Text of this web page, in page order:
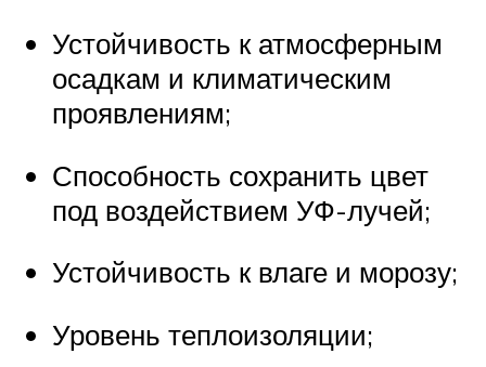
Устойчивость к атмосферным
осадкам и климатическим
проявлениям;
Способность сохранить цвет
под воздействием УФ-лучей;
Устойчивость к влаге и морозу;
Уровень теплоизоляции;